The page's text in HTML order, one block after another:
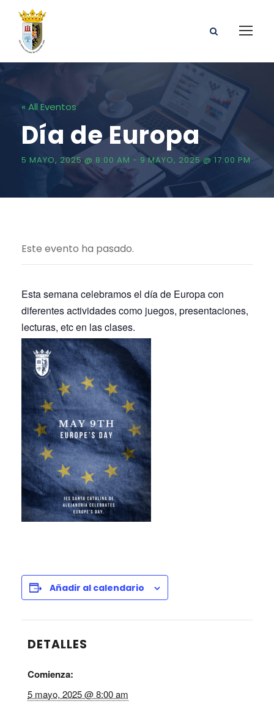
« All Eventos
Día de Europa
5 MAYO, 2025 @ 8:00 AM - 9 MAYO, 2025 @ 17:00 PM
Este evento ha pasado.
Esta semana celebramos el día de Europa con
diferentes actividades como juegos, presentaciones,
lecturas, etc en las clases.
Añadir al calendario
DETALLES
Comienza:
5 mayo, 2025 @ 8:00 am